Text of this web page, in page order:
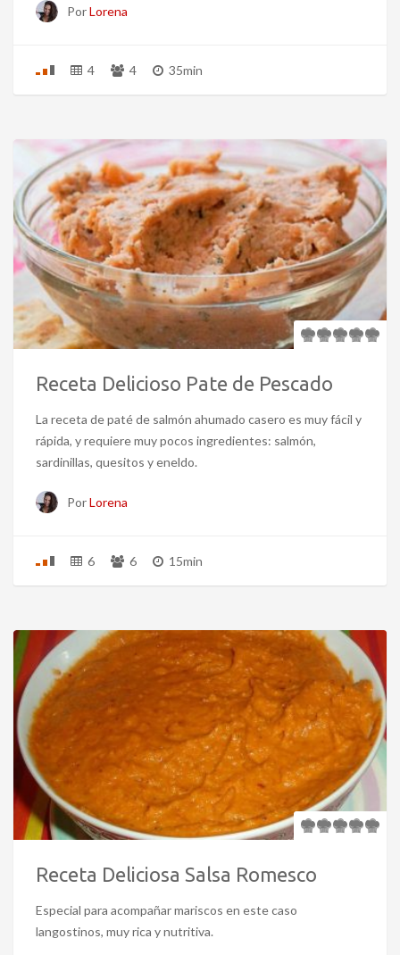
PorLorena
4 4 35min
Receta Delicioso Pate de Pescado
La receta de paté de salmón ahumado casero es muy fácil y
rápida, y requiere muy pocos ingredientes: salmón,
sardinillas, quesitos y eneldo.
PorLorena
6 6 15min
Receta Deliciosa Salsa Romesco
Especial para acompañar mariscos en este caso
langostinos, muy rica y nutritiva.